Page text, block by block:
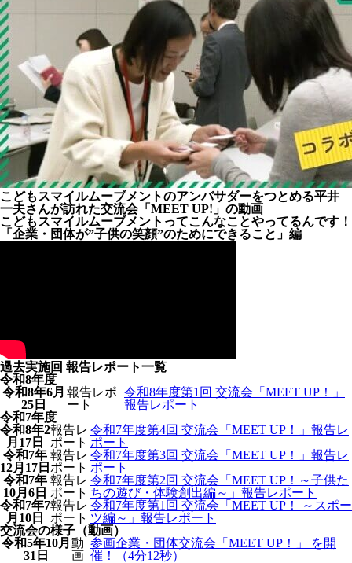
こどもスマイルムーブメントのアンバサダーをつとめる平井
一夫さんが訪れた交流会「MEET UP!」の動画
こどもスマイルムーブメントってこんなことやってるんです！
「企業・団体が”子供の笑顔”のためにできること」編
過去実施回 報告レポート一覧
令和8年度
令和8年6月
25日
報告レポ
ート
令和8年度第1回 交流会「MEET UP！」
報告レポート
令和7年度
令和8年2
月17日
報告レ
ポート
令和7年度第4回 交流会「MEET UP！」報告レ
ポート
令和7年
12月17日
報告レ
ポート
令和7年度第3回 交流会「MEET UP！」報告レ
ポート
令和7年
10月6日
報告レ
ポート
令和7年度第2回 交流会「MEET UP！～子供た
ちの遊び・体験創出編～」報告レポート
令和7年7
月10日
報告レ
ポート
令和7年度第1回 交流会「MEET UP！ ～スポー
ツ編～」報告レポート
交流会の様子（動画）
令和5年10月
31日
動
画
参画企業・団体交流会「MEET UP！」 を開
催！（4分12秒）